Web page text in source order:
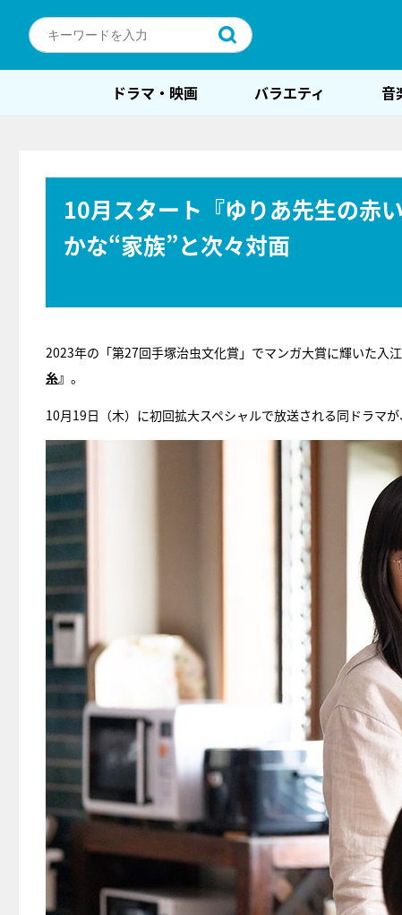
ドラマ・映画 バラエティ 音
10月スタート『ゆりあ先生の赤
かな“家族”と次々対面
2023年の「第27回手塚治虫文化賞」でマンガ大賞に輝いた入
糸』 。
10月19日（木）に初回拡大スペシャルで放送される同ドラマ